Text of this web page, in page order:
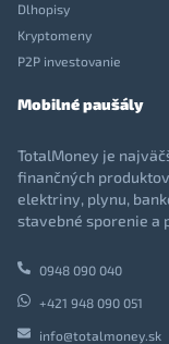
Dlhopisy
Kryptomeny
P2P investovanie
Mobilné paušály
TotalMoney je
finančných
elektriny, plynu,
stavebné sporenie a
0948 090 040
+421 948 090 051
info@totalmoney.sk